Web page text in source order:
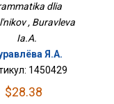
dlia
, Buravleva
Ia.A.
Я.А.
1450429
$28.38